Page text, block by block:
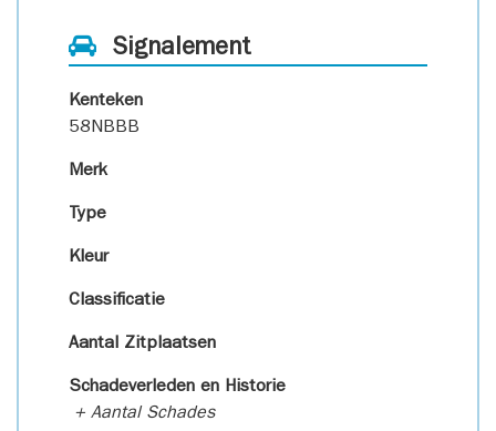
Signalement
Kenteken
58NBBB
Merk
Type
Kleur
Classificatie
Aantal Zitplaatsen
Schadeverleden en Historie
+ Aantal Schades